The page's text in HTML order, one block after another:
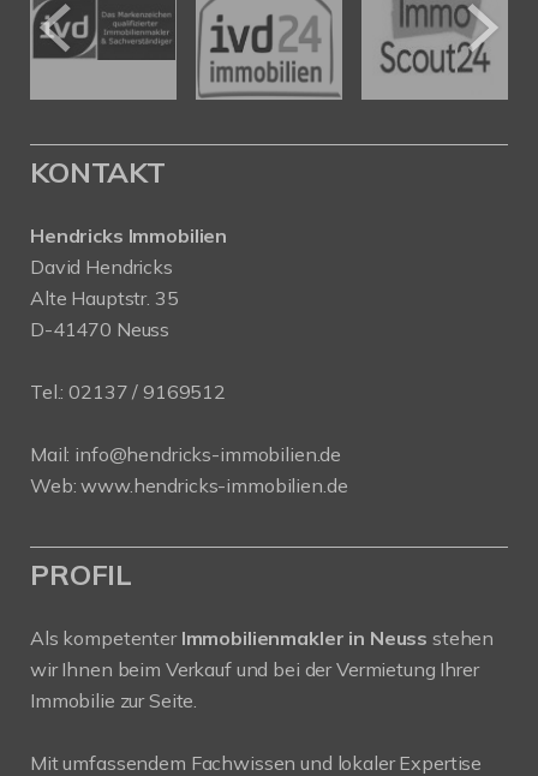
KONTAKT
Hendricks Immobilien
David Hendricks
Alte Hauptstr. 35
D-41470 Neuss
Tel.: 02137 / 9169512
Mail: info@hendricks-immobilien.de
Web:www.hendricks-immobilien.de
PROFIL
Als kompetenter Immobilienmakler in Neuss stehen
wir Ihnen beim Verkauf und bei der Vermietung Ihrer
Immobilie zur Seite.
Mit umfassendem Fachwissen und lokaler Expertise